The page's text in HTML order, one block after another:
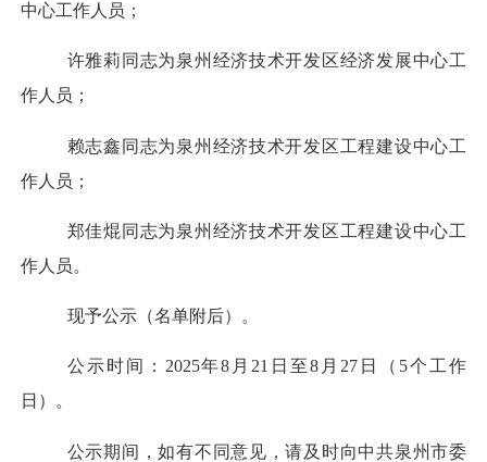
中心工作人员；
许雅莉同志为泉州 经济技术开发区经济发展中心工
作人员 ；
赖志鑫同志为泉州 经济技术开发区工程建设中心工
作人员；
郑佳焜同志为泉州 经济技术开发区工程建设中心工
作人员。
现予公示（名单附后）。
公示时间： 2025年8 月 21 日至8 月 27 日（ 5个工作
日）。
公示期间，如有不同意见，请及时向中共泉州市委